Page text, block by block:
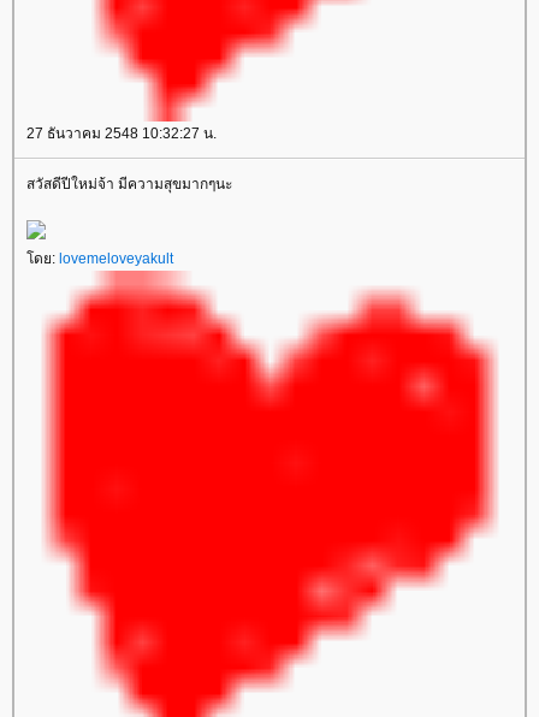
27 ธันวาคม 2548 10:32:27 น.
สวัสดีปีใหม่จ้า มีความสุขมากๆนะ
โดย: lovemeloveyakult